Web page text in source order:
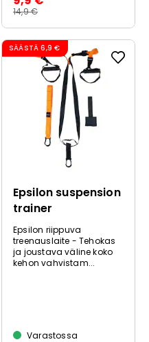
14,9 €
SÄÄSTÄ 6,9 €
Epsilon suspension
trainer
Epsilon riippuva
treenauslaite - Tehokas
ja joustava väline koko
kehon vahvistam...
Varastossa